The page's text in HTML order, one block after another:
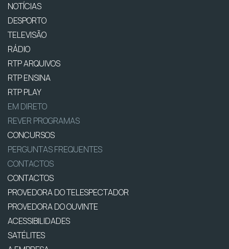
NOTÍCIAS
DESPORTO
TELEVISÃO
RÁDIO
RTP ARQUIVOS
RTP ENSINA
RTP PLAY
EM DIRETO
REVER PROGRAMAS
CONCURSOS
PERGUNTAS FREQUENTES
CONTACTOS
CONTACTOS
PROVEDORA DO TELESPECTADOR
PROVEDORA DO OUVINTE
ACESSIBILIDADES
SATÉLITES